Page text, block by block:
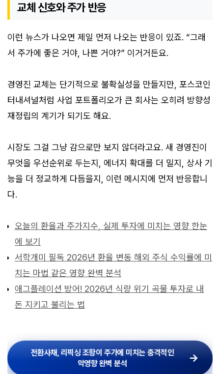
교체 신호와 주가 반응
이런 뉴스가 나오면 제일 먼저 나오는 반응이 있죠. “그래
서 주가에 좋은 거야, 나쁜 거야?” 이거거든요.
경영진 교체는 단기적으로 불확실성을 만들지만, 포스코인
터내셔널처럼 사업 포트폴리오가 큰 회사는 오히려 방향성
재정립의 계기가 되기도 해요.
시장도 그걸 그냥 감으로만 보지 않더라고요. 새 경영진이
무엇을 우선순위로 두는지, 에너지 확대를 더 밀지, 상사 기
능을 더 정교하게 다듬을지, 이런 메시지에 먼저 반응합니
다.
오늘의 환율과 주가지수, 실제 투자에 미치는 영향 한눈
에 보기
서학개미 필독 2026년 환율 변동 해외 주식 수익률에 미
치는 마법 같은 영향 완벽 분석
애그플레이션 방어! 2026년 식량 위기 곡물 투자로 내
돈 지키고 불리는 법
전환사채, 리픽싱 조항이 주가에 미치는 충격적인
악영향 완벽 분석